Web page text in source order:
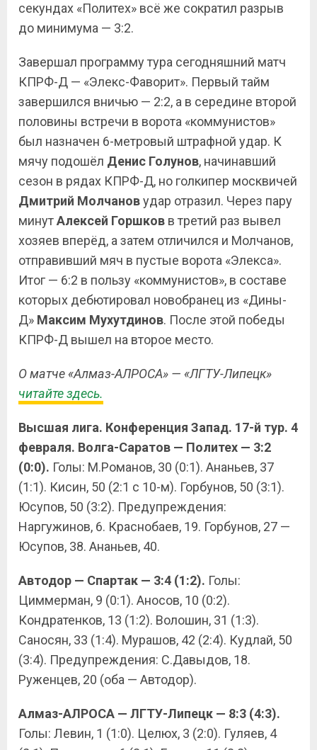
секундах «Политех» всё же сократил разрыв
до минимума — 3:2.
Завершал программу тура сегодняшний матч
КПРФ-Д — «Элекс-Фаворит». Первый тайм
завершился вничью — 2:2, а в середине второй
половины встречи в ворота «коммунистов»
был назначен 6-метровый штрафной удар. К
мячу подошёл Денис Голунов, начинавший
сезон в рядах КПРФ-Д, но голкипер москвичей
Дмитрий Молчановудар отразил. Через пару
минутАлексей Горшков в третий раз вывел
хозяев вперёд, а затем отличился и Молчанов,
отправивший мяч в пустые ворота «Элекса».
Итог — 6:2 в пользу «коммунистов», в составе
которых дебютировал новобранец из «Дины-
Д» Максим Мухутдинов. После этой победы
КПРФ-Д вышел на второе место.
О матче «Алмаз-АЛРОСА» — «ЛГТУ-Липецк»
читайте здесь.
Высшая лига. Конференция Запад. 17-й тур. 4
февраля. Волга-Саратов — Политех — 3:2
(0:0). Голы: М.Романов, 30 (0:1). Ананьев, 37
(1:1). Кисин, 50 (2:1 с 10-м). Горбунов, 50 (3:1).
Юсупов, 50 (3:2). Предупреждения:
Наргужинов, 6. Краснобаев, 19. Горбунов, 27 —
Юсупов, 38. Ананьев, 40.
Автодор — Спартак — 3:4 (1:2). Голы:
Циммерман, 9 (0:1). Аносов, 10 (0:2).
Кондратенков, 13 (1:2). Волошин, 31 (1:3).
Саносян, 33 (1:4). Мурашов, 42 (2:4). Кудлай, 50
(3:4). Предупреждения: С.Давыдов, 18.
Руженцев, 20 (оба — Автодор).
Алмаз-АЛРОСА — ЛГТУ-Липецк — 8:3 (4:3).
Голы: Левин, 1 (1:0). Целюх, 3 (2:0). Гуляев, 4